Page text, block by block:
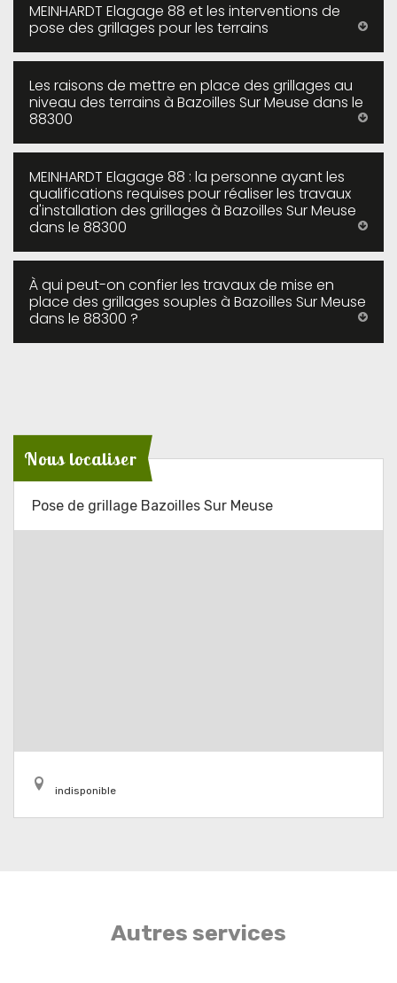
MEINHARDT Elagage 88 et les interventions de
pose des grillages pour les terrains
Les raisons de mettre en place des grillages au
niveau des terrains à Bazoilles Sur Meuse dans le
88300
MEINHARDT Elagage 88 : la personne ayant les
qualifications requises pour réaliser les travaux
d'installation des grillages à Bazoilles Sur Meuse
dans le 88300
À qui peut-on confier les travaux de mise en
place des grillages souples à Bazoilles Sur Meuse
dans le 88300 ?
Nous localiser
Pose de grillage Bazoilles Sur Meuse
indisponible
Autres services